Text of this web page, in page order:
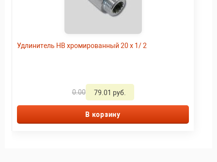
Удлинитель HВ хромированный 20 x 1/ 2
0.00 79.01 руб.
В корзину